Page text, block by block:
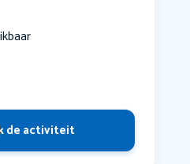
de activiteit